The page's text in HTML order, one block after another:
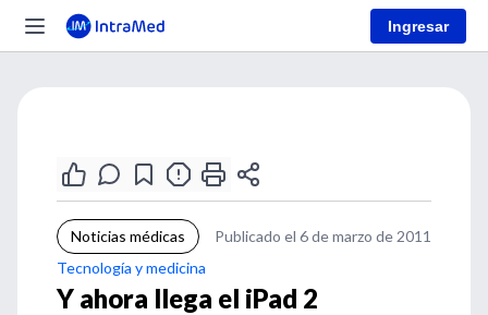
Ingresar
Noticias médicas
Publicado el 6 de marzo de 2011
Tecnología y medicina
Y ahora llega el iPad 2